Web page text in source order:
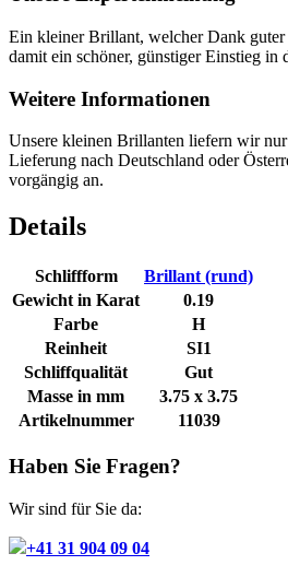
Ein kleiner Brillant, welcher Dank
damit ein schöner, günstiger Einstieg in
Weitere Informationen
Unsere kleinen Brillanten liefern wir
Lieferung nach Deutschland oder
vorgängig an.
Details
Schliffform
Brillant (rund)
Gewicht in Karat
0.19
Farbe
H
Reinheit
SI1
Schliffqualität
Gut
Masse in mm
3.75 x 3.75
Artikelnummer
11039
Haben Sie Fragen?
Wir sind für Sie da:
+41 31 904 09 04